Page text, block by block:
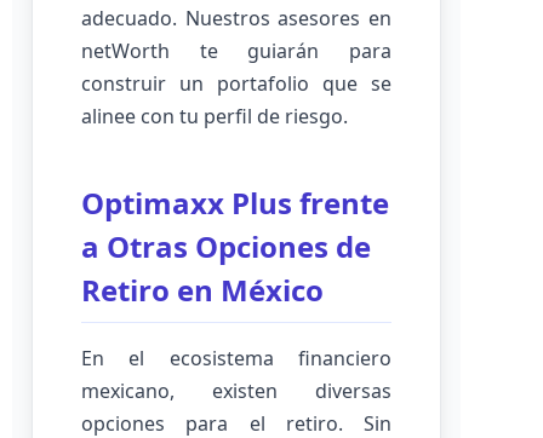
adecuado. Nuestros asesores en
netWorth te guiarán para
construir un portafolio que se
alinee con tu perfil de riesgo.
Optimaxx Plus frente
a Otras Opciones de
Retiro en México
En el ecosistema financiero
mexicano, existen diversas
opciones para el retiro. Sin